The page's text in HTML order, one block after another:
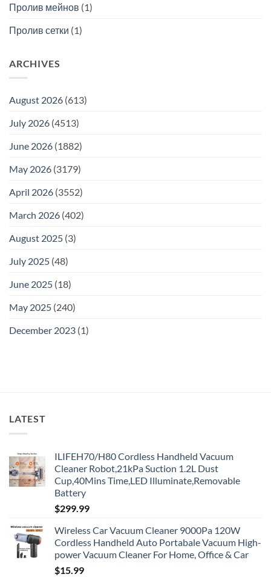
Пролив мейнов (1)
Пролив сетки (1)
ARCHIVES
August 2026 (613)
July 2026 (4513)
June 2026 (1882)
May 2026 (3179)
April 2026 (3552)
March 2026 (402)
August 2025 (3)
July 2025 (48)
June 2025 (18)
May 2025 (240)
December 2023 (1)
LATEST
ILIFEH70/H80 Cordless Handheld Vacuum
Cleaner Robot,21kPa Suction 1.2L Dust
Cup,40Mins Time,LED Illuminate,Removable
Battery
$299.99
Wireless Car Vacuum Cleaner 9000Pa 120W
Cordless Handheld Auto Portabale Vacuum High-
power Vacuum Cleaner For Home, Office & Car
$15.99